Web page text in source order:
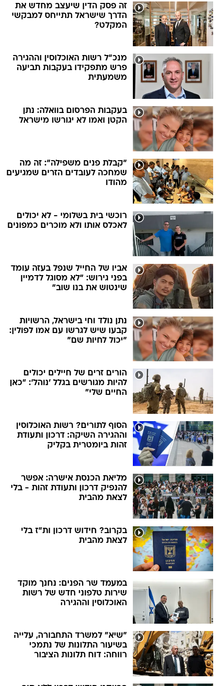
זה פסק הדין שיעצב מחדש את
הדרך שישראל תתייחס למבקשי
המקלט?
מנכ"ל רשות האוכלוסין וההגירה
פרש מתפקידו בעקבות תביעה
משמעתית
בעקבות הפרסום בוואלה: נתן
הקטן ואמו לא יגורשו מישראל
"קבלת פנים משפילה": זה מה
שמחכה לעובדים הזרים שמגיעים
מהודו
רוכשי בית בשלומי - לא יכולים
לאכלס אותו ולא מוכרים כמפונים
אביו של החייל שנפל בעזה עומד
בפני גירוש: "לא מסוגל לדמיין
שינטוש את בנו שוב"
נתן נולד וחי בישראל, הרשויות
קבעו שיש לגרשו עם אמו לפולין:
"יכול לחיות שם"
הורים זרים של חיילים יכולים
להיות מגורשים בגלל 'נוהל': "כאן
החיים שלי"
הסוף לתורים? רשות האוכלוסין
וההגירה השיקה: דרכון ותעודת
זהות ביומטרית בקליק
מליאת הכנסת אישרה: אפשר
להנפיק דרכון ותעודת זהות - בלי
לצאת מהבית
בקרוב? חידוש דרכון ות"ז בלי
לצאת מהבית
במעמד שר הפנים: נחנך מוקד
שירות טלפוני חדש של רשות
האוכלוסין וההגירה
"שיא" למשרד התחבורה, עלייה
בשיעור התלונות של נתמכי
רווחה: דוח תלונות הציבור